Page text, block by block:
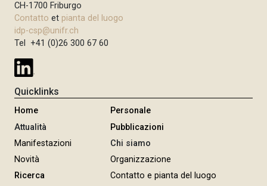
CH-1700 Friburgo
Contatto et pianta del luogo
idp-csp@unifr.ch
Tel +41 (0)26 300 67 60
Quicklinks
Home
Attualità
Manifestazioni
Novità
Ricerca
Personale
Pubblicazioni
Chi siamo
Organizzazione
Contatto e pianta del luogo